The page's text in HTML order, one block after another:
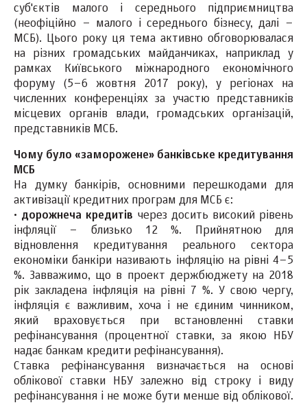
суб'єктів малого і середнього підприємництва
(неофіційно – малого і середнього бізнесу, далі –
МСБ). Цього року ця тема активно обговорювалася
на різних громадських майданчиках, наприклад у
рамках Київського міжнародного економічного
форуму (5–6 жовтня 2017 року), у регіонах на
численних конференціях за участю представників
місцевих органів влади, громадських організацій,
представників МСБ.
Чому було «заморожене» банківське кредитування
МСБ
На думку банкірів, основними перешкодами для
активізації кредитних програм для МСБ є:
· дорожнеча кредитів через досить високий рівень
інфляції – близько 12 %. Прийнятною для
відновлення кредитування реального сектора
економіки банкіри називають інфляцію на рівні 4–5
%. Завважимо, що в проект держбюджету на 2018
рік закладена інфляція на рівні 7 %. У свою чергу,
інфляція є важливим, хоча і не єдиним чинником,
який враховується при встановленні ставки
рефінансування (процентної ставки, за якою НБУ
надає банкам кредити рефінансування).
Ставка рефінансування визначається на основі
облікової ставки НБУ залежно від строку і виду
рефінансування і не може бути менше від облікової.